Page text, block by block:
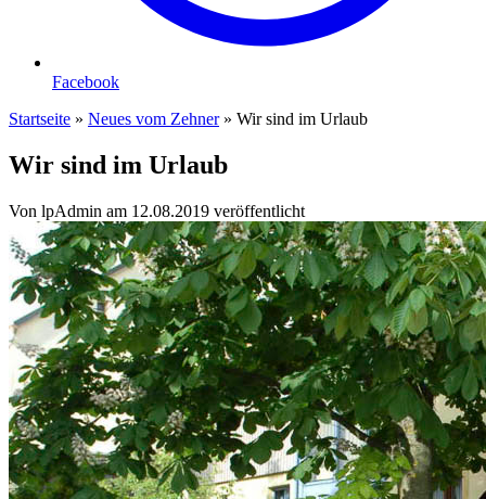
Facebook
Startseite » Neues vom Zehner» Wir sind im Urlaub
Wir sind im Urlaub
Von lpAdmin am 12.08.2019 veröffentlicht